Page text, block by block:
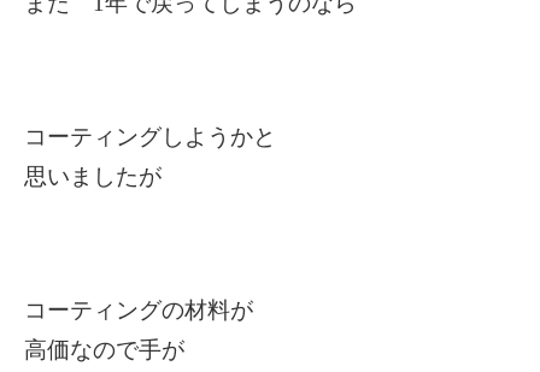
コーティングしようかと
思いましたが
コーティングの材料が
高価なので手が